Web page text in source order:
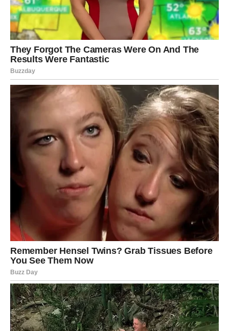
mesto u vašem srcu. Poznanstvo počinje spontano, ali će
vrlo brzo pokazati koliko je snažna međusobna
privlačnost.
Zauzete Vage očekuju mnogo romantike, zajedničkih
planova i lepih trenutaka koji će dodatno učvrstiti odnos.
Škorpija
Škorpijama dolazi finansijski napredak kroz nove
poslovne mogućnosti. Jedna odluka koju budete doneli
pokazaće se kao veoma važna za vašu budućnost.
Na ljubavnom planu očekuje vas iskren razgovor koji
rešava nesporazume i donosi više bliskosti.
Strelac
Strelčevima kraj jula donosi nova iskustva i korisna
poznanstva. Putovanje ili poslovni sastanak mogli bi
otvoriti vrata uspehu koji ste dugo priželjkivali.
Na emotivnom planu očekuju vas vedri trenuci i mnogo
razloga za zadovoljstvo.